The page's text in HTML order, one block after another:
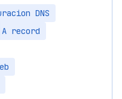
DNS
A record